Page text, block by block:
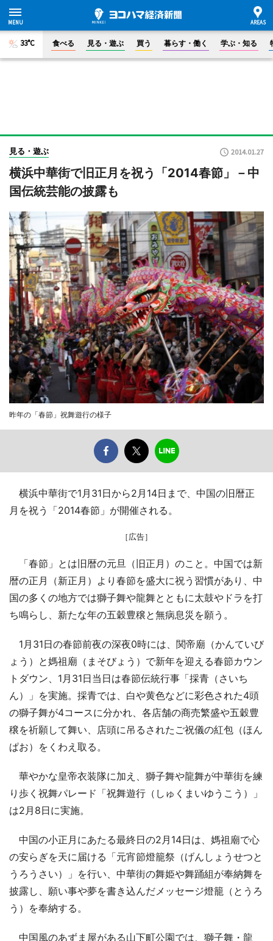
33°C 食べる 見る・遊ぶ 買う 暮らす・働く 学ぶ・知る
見る・遊ぶ 2014.01.27
横浜中華街で旧正月を祝う「2014春節」－中
国伝統芸能の披露も
昨年の「春節」祝舞遊行の様子
横浜中華街で1月31日から2月14日まで、中国の旧暦正
月を祝う「2014春節」が開催される。
［広告］
「春節」とは旧暦の元旦（旧正月）のこと。中国では新
暦の正月（新正月）より春節を盛大に祝う習慣があり、中
国の多くの地方では獅子舞や龍舞とともに太鼓やドラを打
ち鳴らし、新たな年の五穀豊穣と無病息災を願う。
1月31日の春節前夜の深夜0時には、関帝廟（かんていび
ょう）と媽祖廟（まそびょう）で新年を迎える春節カウン
トダウン、1月31日当日は春節伝統行事「採青（さいち
ん）」を実施。採青では、白や黄色などに彩色された4頭
の獅子舞が4コースに分かれ、各店舗の商売繁盛や五穀豊
穣を祈願して舞い、店頭に吊るされたご祝儀の紅包（ほん
ぱお）をくわえ取る。
華やかな皇帝衣装隊に加え、獅子舞や龍舞が中華街を練
り歩く祝舞パレード「祝舞遊行（しゅくまいゆうこう）」
は2月8日に実施。
中国の小正月にあたる最終日の2月14日は、媽祖廟で心
の安らぎを天に届ける「元宵節燈籠祭（げんしょうせつと
うろうさい）」を行い、中華街の舞姫や舞踊組が奉納舞を
披露し、願い事や夢を書き込んだメッセージ燈籠（とうろ
う）を奉納する。
中国風のあずま屋がある山下町公園では、獅子舞・龍